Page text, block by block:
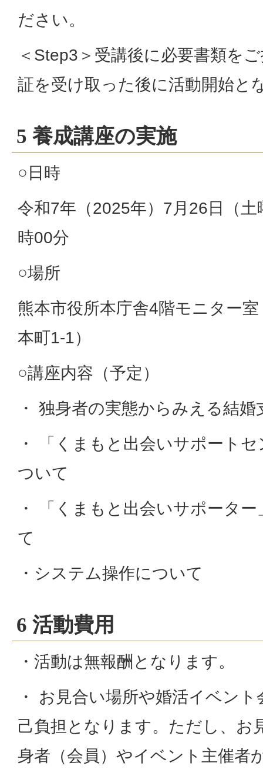
ださい。
＜Step3＞受講後に必要書類を
証を受け取った後に活動開始と
5 養成講座の実施
○日時
令和7年（2025年）7月26日（
時00分
○場所
熊本市役所本庁舎4階モニター
本町1-1）
○講座内容（予定）
・ 独身者の実態からみえる結婚
・ 「くまもと出会いサポートセ
ついて
・ 「くまもと出会いサポータ
て
・システム操作について
6 活動費用
・活動は無報酬となります。
・ お見合い場所や婚活イベン
己負担となります。ただし、お
身者（会員）やイベント主催者